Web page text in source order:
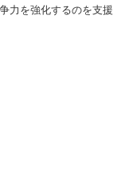
力を強化するのを支援